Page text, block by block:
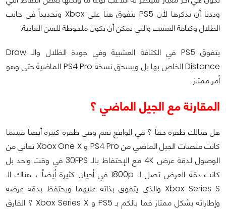
وددنا أن نذكرها لأن PS5 يتفوق هنا على Xbox وتحديداً في جانب
الظلال وكثافة العشب والتي يمكن أن تكون ملحوظة للعين العادية.
يتفوق PS5 في الكثافة العشبية وفي جودة الظلال والـ Draw
Distance الخاص بها بل ويسحق نسخة PS4 Pro الماضية حتى وهو
أمر ممتاز.
المقارنة مع الجيل الماضي ؟
هل هنالك طفرة حقاً ؟ في الواقع نعم وهي طفرة كبيرة أيضاً فبينما
كانت منصات الجيل الماضي من PS4 Pro و Xbox One X تعاني من
الوصول لدقة عرض 4K مع الإحتفاظ بالـ 30FPS في وقت واحد بل
كانت دقة العرض تصل لـ 1800p في أحيان كثيرة أيضاً ، هناك الـ
Xbox Series S والذي يتفوق بذاته عليهما ويحتفظ بدقة عرضه
وإطاراته بشكل ممتاز فما بالكم بـ PS5 و Xbox Series X ؟ الفارق